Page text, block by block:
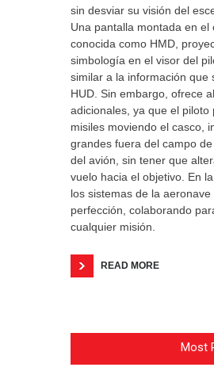
sin desviar su visión del
Una pantalla montada en el
conocida como HMD,
simbología en el visor del
similar a la información que
HUD. Sin embargo, ofrece
adicionales, ya que el piloto
misiles moviendo el casco,
grandes fuera del campo
del avión, sin tener que
vuelo hacia el objetivo. En la
los sistemas de la aeronave
perfección, colaborando
cualquier misión.
READ MORE
Most